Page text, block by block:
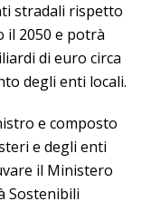
stradali rispetto
il 2050 e potrà
di euro circa
degli enti locali.
e composto
e degli enti
il Ministero
Sostenibili